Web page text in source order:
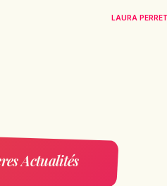
LAURA
Actualités